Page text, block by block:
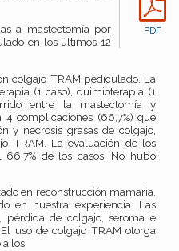
PDF
a mastectomía por
en los últimos 12
colgajo TRAM pediculado. La
(1 caso), quimioterapia (1
entre la mastectomía y
complicaciones (66,7%) que
y necrosis grasas de colgajo,
TRAM. La evaluación de los
66,7% de los casos. No hubo
en reconstrucción mamaria.
en nuestra experiencia. Las
pérdida de colgajo, seroma e
uso de colgajo TRAM otorga
a los